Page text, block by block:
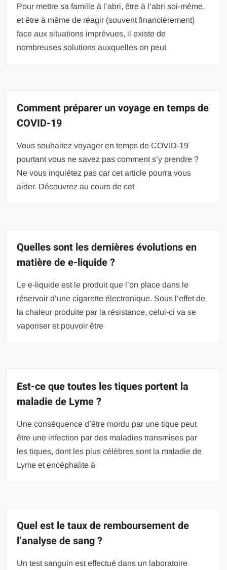
Pour mettre sa famille à l’abri, être à l’abri soi-même,
et être à même de réagir (souvent financièrement)
face aux situations imprévues, il existe de
nombreuses solutions auxquelles on peut
Comment préparer un voyage en temps de
COVID-19
Vous souhaitez voyager en temps de COVID-19
pourtant vous ne savez pas comment s’y prendre ?
Ne vous inquiétez pas car cet article pourra vous
aider. Découvrez au cours de cet
Quelles sont les dernières évolutions en
matière de e-liquide ?
Le e-liquide est le produit que l’on place dans le
réservoir d’une cigarette électronique. Sous l’effet de
la chaleur produite par la résistance, celui-ci va se
vaporiser et pouvoir être
Est-ce que toutes les tiques portent la
maladie de Lyme ?
Une conséquence d’être mordu par une tique peut
être une infection par des maladies transmises par
les tiques, dont les plus célèbres sont la maladie de
Lyme et encéphalite à
Quel est le taux de remboursement de
l’analyse de sang ?
Un test sanguin est effectué dans un laboratoire